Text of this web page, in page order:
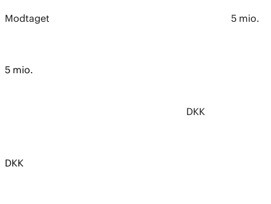
Modtaget 5 mio.
5 mio.
DKK
DKK